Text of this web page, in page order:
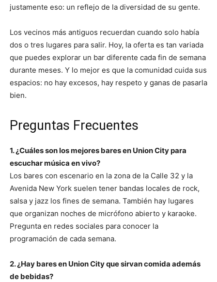
justamente eso: un reflejo de la diversidad de su gente.
Los vecinos más antiguos recuerdan cuando solo había
dos o tres lugares para salir. Hoy, la oferta es tan variada
que puedes explorar un bar diferente cada fin de semana
durante meses. Y lo mejor es que la comunidad cuida sus
espacios: no hay excesos, hay respeto y ganas de pasarla
bien.
Preguntas Frecuentes
1. ¿Cuáles son los mejores bares en Union City para
escuchar música en vivo?
Los bares con escenario en la zona de la Calle 32 y la
Avenida New York suelen tener bandas locales de rock,
salsa y jazz los fines de semana. También hay lugares
que organizan noches de micrófono abierto y karaoke.
Pregunta en redes sociales para conocer la
programación de cada semana.
2. ¿Hay bares en Union City que sirvan comida además
de bebidas?